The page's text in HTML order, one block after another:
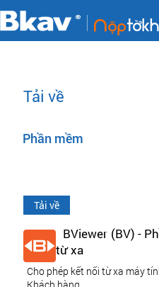
Tải về
Phần mềm
Tải về
BViewer (BV) -
từ xa
Cho phép kết nối từ xa máy